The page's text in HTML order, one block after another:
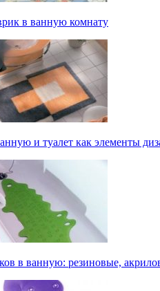
в ванную комнату
и туалет как элементы
в ванную: резиновые,